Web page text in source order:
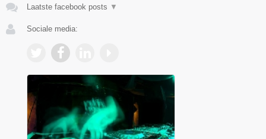
Laatste facebook posts ▼
Sociale media: